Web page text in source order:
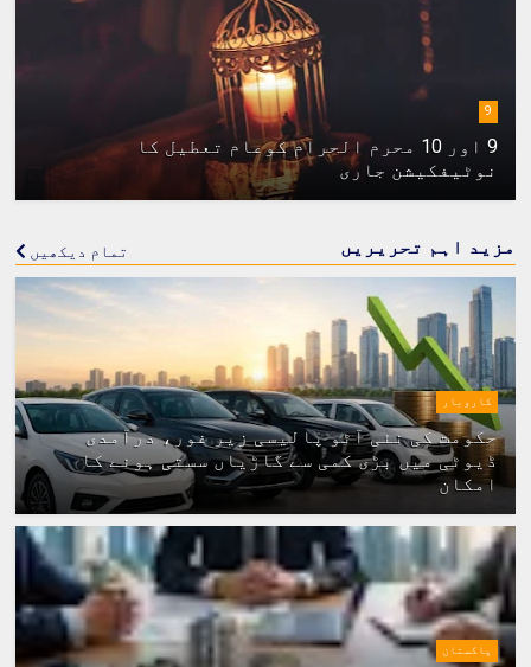
9
9 اور 10 محرم الحرام کوعام تعطیل کا
نوٹیفکیشن جاری
مزید اہم تحریریں تمام دیکھیں
کاروبار
حکومت کی نئی آٹو پالیسی زیر غور، درآمدی
ڈیوٹی میں بڑی کمی سے گاڑیاں سستی ہونے کا
امکان
پاکستان